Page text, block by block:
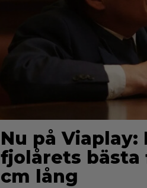
Nu på
fjolårets bästa
cm lång